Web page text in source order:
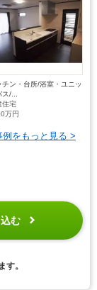
チン・台所/浴室・ユニッ
ス/...
住宅
万円
例をもっと見る >
む
す。